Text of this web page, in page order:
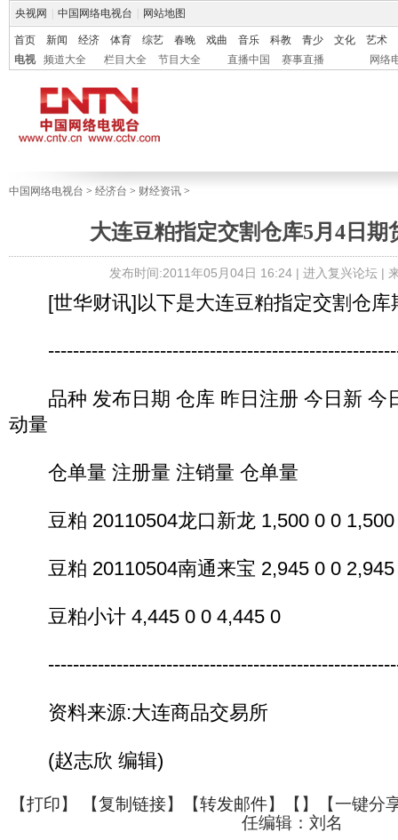
央视网 中国网络电视台 网站地图
首页 新闻 经济 体育 综艺 春晚 戏曲 音乐 科教 青少 文化
艺术
电视
频道大全 栏目大全 节目大全 直播中国 赛事直播 网络
中国网络电视台 > 经济台 > 财经资讯 >
大连豆粕指定交割仓库5月4日期
发布时间:2011年05月04日 16:24 | 进入复兴论坛|
[世华财讯]以下是大连豆粕指定交割仓库
品种 发布日期 仓库 昨日注册 今日新 今
动量
仓单量 注册量 注销量 仓单量
豆粕 20110504龙口新龙 1,500 0 0 1,500
豆粕 20110504南通来宝 2,945 0 0 2,945
豆粕小计 4,445 0 0 4,445 0
资料来源:大连商品交易所
(赵志欣 编辑)
【打印】 【复制链接】【转发邮件】【 】
【一键分
任编辑：刘名